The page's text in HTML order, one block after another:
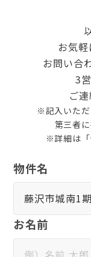
お気軽
お問い合
3
ご
※記入いただ
第三者
※詳細は「
物件名
お名前